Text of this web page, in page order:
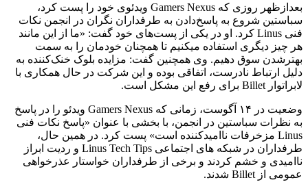
بعدازظهر روزی که Gamers Nexus ویدئوی خود را پست کرد،
سباستین شروع به پاسخ‌دادن به طرفداران نگران در انجمن نکات
فنی Linus کرد. او در یکی از پست‌های خود گفت: «ما از این مانند
هر چیز دیگری استفاده می­کنیم تا همچنان خودمان را به سمت
بهترشدن سوق دهیم. وی همچنین گفت: مزایده بلوک خنک‌کننده به
دلیل ارتباط نادرست، اتفاقی بوده و این شرکت در حال همکاری با
لابراتوار Billet برای رفع این مشکل است.
وضعیت در ۱۴ آگوست، زمانی که Gamers Nexus ویدئو را در پاسخ
به نظرات سباستین در انجمن، با بخشی با عنوان «پاسخ نکات فنی
Linus مزخرفات ناامیدکننده است» پست کرد. در همین حال،
طرفداران در شبکه­ های اجتماعی Linus Tech Tips و ردیت ابراز
ناامیدی و خشم کردند و برخی از طرفداران خواستار عذرخواهی
عمومی از Billet شدند.